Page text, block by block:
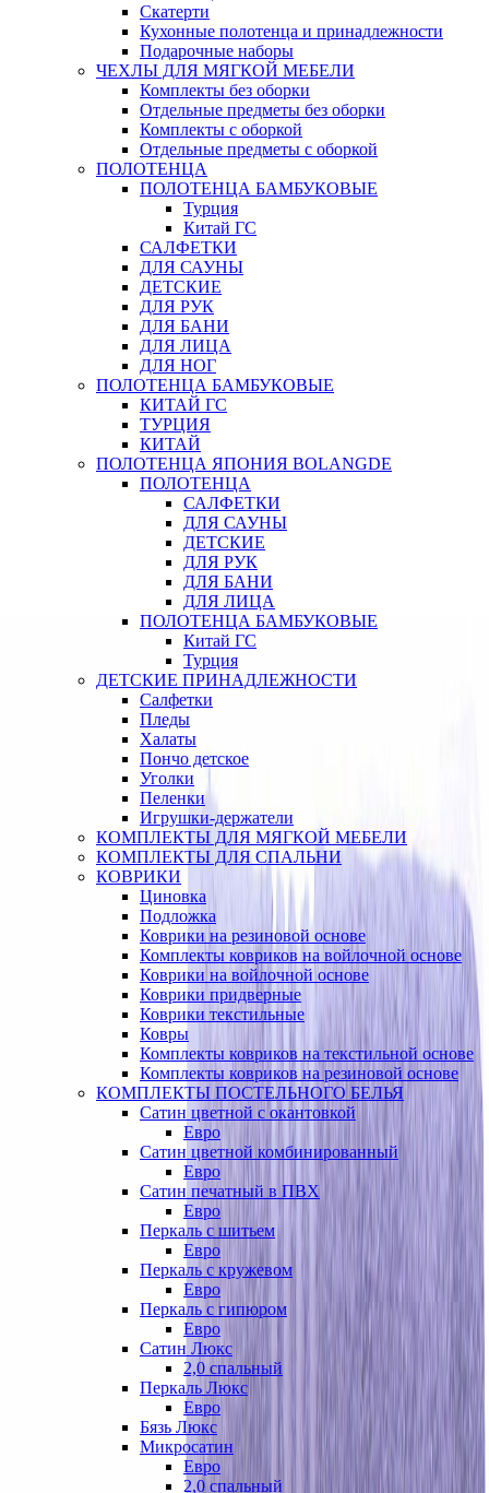
Скатерти
Кухонные полотенца и принадлежности
Подарочные наборы
ЧЕХЛЫ ДЛЯ МЯГКОЙ МЕБЕЛИ
Комплекты без оборки
Отдельные предметы без оборки
Комплекты с оборкой
Отдельные предметы с оборкой
ПОЛОТЕНЦА
ПОЛОТЕНЦА БАМБУКОВЫЕ
Турция
Китай ГС
САЛФЕТКИ
ДЛЯ САУНЫ
ДЕТСКИЕ
ДЛЯ РУК
ДЛЯ БАНИ
ДЛЯ ЛИЦА
ДЛЯ НОГ
ПОЛОТЕНЦА БАМБУКОВЫЕ
КИТАЙ ГС
ТУРЦИЯ
КИТАЙ
ПОЛОТЕНЦА ЯПОНИЯ BOLANGDE
ПОЛОТЕНЦА
САЛФЕТКИ
ДЛЯ САУНЫ
ДЕТСКИЕ
ДЛЯ РУК
ДЛЯ БАНИ
ДЛЯ ЛИЦА
ПОЛОТЕНЦА БАМБУКОВЫЕ
Китай ГС
Турция
ДЕТСКИЕ ПРИНАДЛЕЖНОСТИ
Салфетки
Пледы
Халаты
Пончо детское
Уголки
Пеленки
Игрушки-держатели
КОМПЛЕКТЫ ДЛЯ МЯГКОЙ МЕБЕЛИ
КОМПЛЕКТЫ ДЛЯ СПАЛЬНИ
КОВРИКИ
Циновка
Подложка
Коврики на резиновой основе
Комплекты ковриков на войлочной основе
Коврики на войлочной основе
Коврики придверные
Коврики текстильные
Ковры
Комплекты ковриков на текстильной основе
Комплекты ковриков на резиновой основе
КОМПЛЕКТЫ ПОСТЕЛЬНОГО БЕЛЬЯ
Сатин цветной с окантовкой
Евро
Сатин цветной комбинированный
Евро
Сатин печатный в ПВХ
Евро
Перкаль с шитьем
Евро
Перкаль с кружевом
Евро
Перкаль с гипюром
Евро
Сатин Люкс
2,0 спальный
Перкаль Люкс
Евро
Бязь Люкс
Микросатин
Евро
2,0 спальный